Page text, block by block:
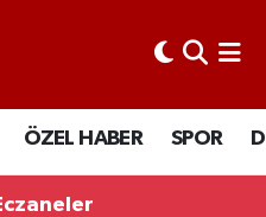
ÖZEL HABER SPOR